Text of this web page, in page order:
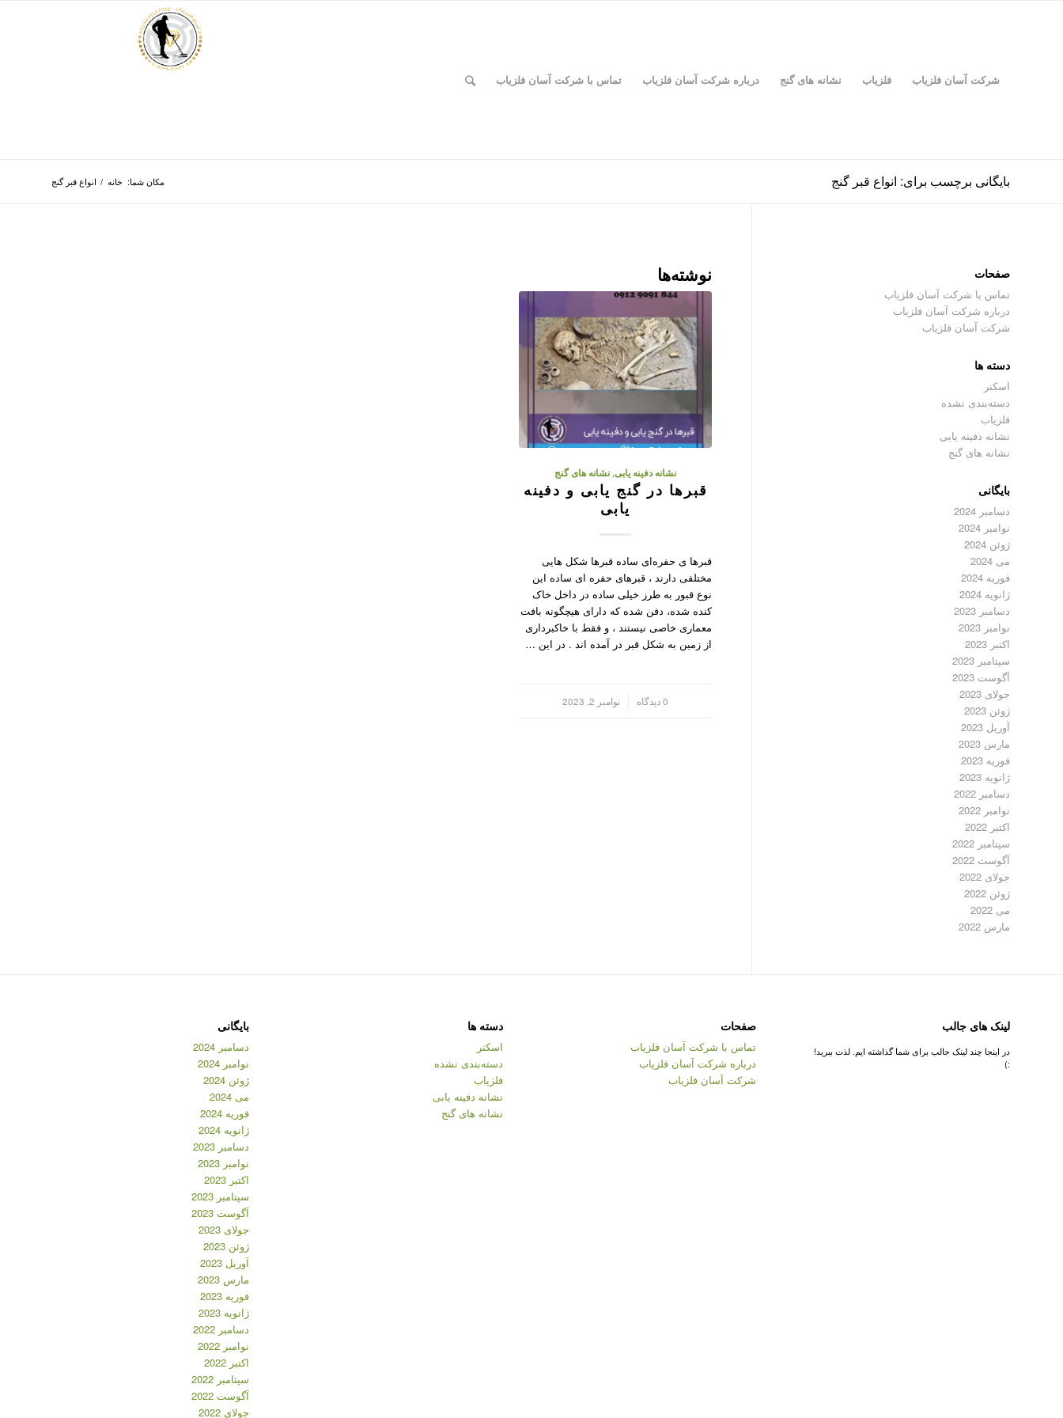
شرکت آسان فلزیاب فلزیاب نشانه های گنج درباره شرکت آسان فلزیاب تماس با شرکت آسان فلزیاب
بایگانی برچسب برای: انواع قبر گنج مکان شما: خانه / انواع قبر گنج
نوشته‌ها
نشانه دفینه یابی,نشانه های گنج
قبرها در گنج یابی و دفینه
یابی
قبرها ی حفره‌ای ساده قبرها شکل هایی
مختلفی دارند ، قبرهای حفره ای ساده این
نوع قبور به طرز خیلی ساده در داخل خاک
کنده شده، دفن شده که دارای هیچگونه بافت
معماری خاصی نیستند ، و فقط با خاکبرداری
از زمین به شکل قبر در آمده اند . در این …
0 دیدگاه نوامبر 2, 2023
صفحات
تماس با شرکت آسان فلزیاب
درباره شرکت آسان فلزیاب
شرکت آسان فلزیاب
دسته ها
اسکنر
دسته‌بندی نشده
فلزیاب
نشانه دفینه یابی
نشانه های گنج
بایگانی
دسامبر 2024
نوامبر 2024
ژوئن 2024
می 2024
فوریه 2024
ژانویه 2024
دسامبر 2023
نوامبر 2023
اکتبر 2023
سپتامبر 2023
آگوست 2023
جولای 2023
ژوئن 2023
آوریل 2023
مارس 2023
فوریه 2023
ژانویه 2023
دسامبر 2022
نوامبر 2022
اکتبر 2022
سپتامبر 2022
آگوست 2022
جولای 2022
ژوئن 2022
می 2022
مارس 2022
لینک های جالب
در اینجا چند لینک جالب برای شما گذاشته ایم. لذت ببرید!
:)
صفحات
تماس با شرکت آسان فلزیاب
درباره شرکت آسان فلزیاب
شرکت آسان فلزیاب
دسته ها
اسکنر
دسته‌بندی نشده
فلزیاب
نشانه دفینه یابی
نشانه های گنج
بایگانی
دسامبر 2024
نوامبر 2024
ژوئن 2024
می 2024
فوریه 2024
ژانویه 2024
دسامبر 2023
نوامبر 2023
اکتبر 2023
سپتامبر 2023
آگوست 2023
جولای 2023
ژوئن 2023
آوریل 2023
مارس 2023
فوریه 2023
ژانویه 2023
دسامبر 2022
نوامبر 2022
اکتبر 2022
سپتامبر 2022
آگوست 2022
جولای 2022